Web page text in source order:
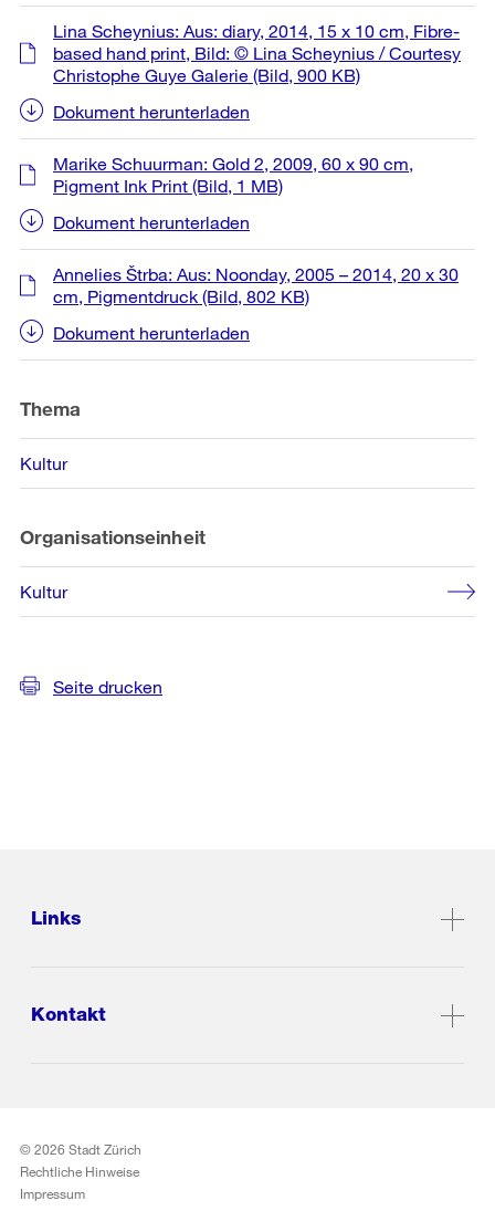
Lina Scheynius: Aus: diary, 2014, 15 x 10 cm, Fibre-
based hand print, Bild: © Lina Scheynius / Courtesy
Christophe Guye Galerie (Bild, 900 KB)
Dokument herunterladen
Marike Schuurman: Gold 2, 2009, 60 x 90 cm,
Pigment Ink Print (Bild, 1 MB)
Dokument herunterladen
Annelies Štrba: Aus: Noonday, 2005 – 2014, 20 x 30
cm, Pigmentdruck (Bild, 802 KB)
Dokument herunterladen
Thema
Kultur
Organisationseinheit
Kultur
Seite drucken
Links
Kontakt
© 2026 Stadt Zürich
Rechtliche Hinweise
Impressum